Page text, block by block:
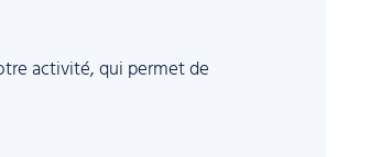
activité, qui permet de